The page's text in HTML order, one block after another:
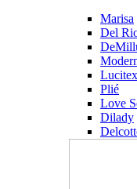
Marisa
Del
Lucitex
Plié
Love
Dilady